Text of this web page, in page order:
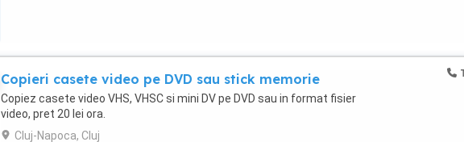
Copieri casete video pe DVD sau stick memorie
Copiez casete video VHS, VHSC si mini DV pe DVD sau in format fisier
video, pret 20 lei ora.
Cluj-Napoca, Cluj